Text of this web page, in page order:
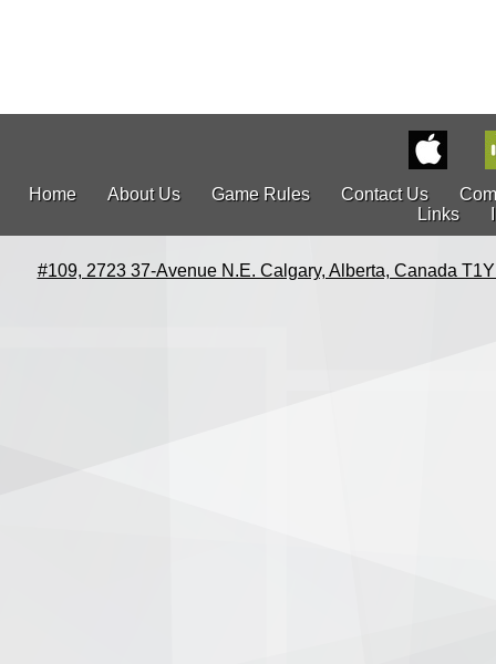
Home About Us Game Rules Contact Us
Links
#109, 2723 37-Avenue N.E. Calgary, Alberta, Canada